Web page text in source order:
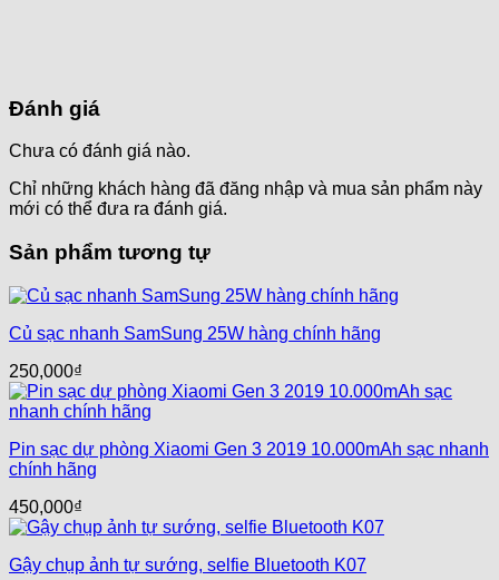
Đánh giá
Chưa có đánh giá nào.
Chỉ những khách hàng đã đăng nhập và mua sản phẩm này
mới có thể đưa ra đánh giá.
Sản phẩm tương tự
Củ sạc nhanh SamSung 25W hàng chính hãng
250,000₫
Pin sạc dự phòng Xiaomi Gen 3 2019 10.000mAh sạc nhanh
chính hãng
450,000₫
Gậy chụp ảnh tự sướng, selfie Bluetooth K07